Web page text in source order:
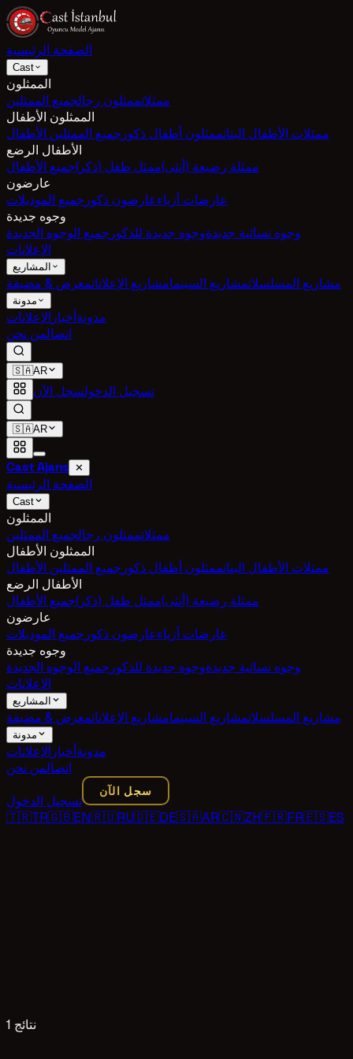
الصفحة الرئيسية
Cast
الممثلون
ممثلاتممثلون رجالجميع الممثلين
الممثلون الأطفال
ممثلات الأطفال البناتممثلون أطفال ذكور جميع الممثلين الأطفال
الأطفال الرضع
ممثلة رضيعة (أنثى)ممثل طفل (ذكر)جميع الأطفال
عارضون
عارضات أزياءعارضون ذكور جميع الموديلات
وجوه جديدة
وجوه نسائية جديدةوجوه جديدة للذكور جميع الوجوه الجديدة
الإعلانات
المشاريع
مشاريع المسلسلاتمشاريع السينمامشاريع الإعلاناتمعرض & مضيفة
مدونة
مدونةأخبار الإعلانات
اتصالمن نحن
🇸🇦AR
تسجيل الدخولسجل الآن
🇸🇦AR
Cast Ajans ✕
الصفحة الرئيسية
Cast
الممثلون
ممثلاتممثلون رجالجميع الممثلين
الممثلون الأطفال
ممثلات الأطفال البناتممثلون أطفال ذكور جميع الممثلين الأطفال
الأطفال الرضع
ممثلة رضيعة (أنثى)ممثل طفل (ذكر)جميع الأطفال
عارضون
عارضات أزياءعارضون ذكور جميع الموديلات
وجوه جديدة
وجوه نسائية جديدةوجوه جديدة للذكور جميع الوجوه الجديدة
الإعلانات
المشاريع
مشاريع المسلسلاتمشاريع السينمامشاريع الإعلاناتمعرض & مضيفة
مدونة
مدونةأخبار الإعلانات
اتصالمن نحن
تسجيل الدخول
سجل الآن
🇹🇷TR🇬🇧EN🇷🇺RU🇩🇪DE🇸🇦AR🇨🇳ZH🇫🇷FR🇪🇸ES
1 نتائج